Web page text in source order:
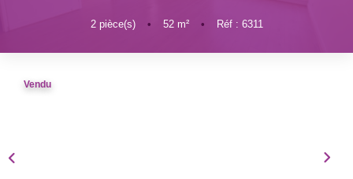
BIENS VENDUS
2pièce(s) • 52m² • Réf : 6311
Vendu